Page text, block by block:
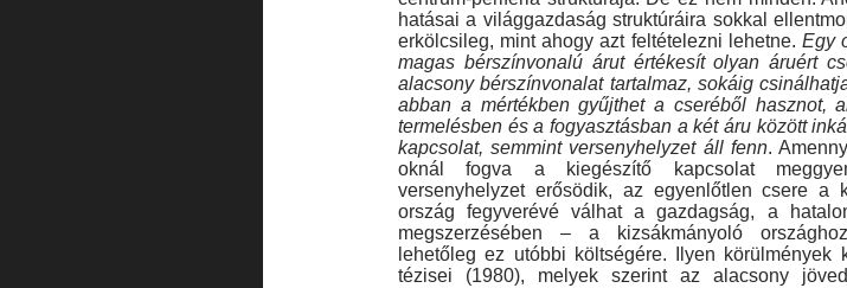
hatásai a világgazdaság struktúráira sokkal
erkölcsileg, mint ahogy azt feltételezni le­hetne. Egy
magas bérszínvonalú árut értékesít olyan áruért
alacsony bérszínvonalat tartalmaz, sokáig
abban a mértékben gyűjthet a cseréből hasznot,
termelésben és a fogyasztás­ban a két áru között
kapcsolat, semmint ver­senyhelyzet áll fenn.
oknál fogva a kiegé­szítő kapcsolat
versenyhelyzet erősödik, az egyenlőtlen csere a
ország fegyverévé válhat a gazdagság, a
megszerzésében – a kizsákmá­nyoló
lehetőleg ez utóbbi költségére. Ilyen körülmények
tézisei (1980), melyek szerint az alacsony